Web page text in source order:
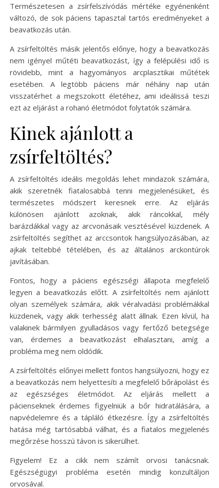
Természetesen a zsírfelszívódás mértéke egyénenként
változó, de sok páciens tapasztal tartós eredményeket a
beavatkozás után.
A zsírfeltöltés másik jelentős előnye, hogy a beavatkozás
nem igényel műtéti beavatkozást, így a felépülési idő is
rövidebb, mint a hagyományos arcplasztikai műtétek
esetében. A legtöbb páciens már néhány nap után
visszatérhet a megszokott életéhez, ami ideálissá teszi
ezt az eljárást a rohanó életmódot folytatók számára.
Kinek ajánlott a
zsírfeltöltés?
A zsírfeltöltés ideális megoldás lehet mindazok számára,
akik szeretnék fiatalosabbá tenni megjelenésüket, és
természetes módszert keresnek erre. Az eljárás
különösen ajánlott azoknak, akik ráncokkal, mély
barázdákkal vagy az arcvonásaik vesztésével küzdenek. A
zsírfeltöltés segíthet az arccsontok hangsúlyozásában, az
ajkak teltebbé tételében, és az általános arckontúrok
javításában.
Fontos, hogy a páciens egészségi állapota megfelelő
legyen a beavatkozás előtt. A zsírfeltöltés nem ajánlott
olyan személyek számára, akik véralvadási problémákkal
küzdenek, vagy akik terhesség alatt állnak. Ezen kívül, ha
valakinek bármilyen gyulladásos vagy fertőző betegsége
van, érdemes a beavatkozást elhalasztani, amíg a
probléma meg nem oldódik.
A zsírfeltöltés előnyei mellett fontos hangsúlyozni, hogy ez
a beavatkozás nem helyettesíti a megfelelő bőrápolást és
az egészséges életmódot. Az eljárás mellett a
pácienseknek érdemes figyelniük a bőr hidratálására, a
napvédelemre és a tápláló étkezésre. Így a zsírfeltöltés
hatása még tartósabbá válhat, és a fiatalos megjelenés
megőrzése hosszú távon is sikerülhet.
Figyelem! Ez a cikk nem számít orvosi tanácsnak.
Egészségügyi probléma esetén mindig konzultáljon
orvosával.